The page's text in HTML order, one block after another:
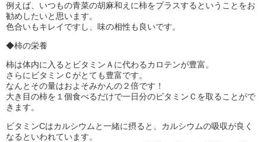
例えば、いつもの青菜の胡麻和えに柿をプラスするということをお
勧めしたいと思います。
色合いもキレイですし、味の相性も良いです。
◆柿の栄養
柿は体内に入るとビタミンＡに代わるカロテンが豊富。
さらにビタミンＣがとても豊富です。
なんとその量はおよそみかんの２倍です！
大き目の柿を１個食べるだけで一日分のビタミンＣを取ることがで
きます。
ビタミンCはカルシウムと一緒に摂ると、カルシウムの吸収が良く
なるといわれています。